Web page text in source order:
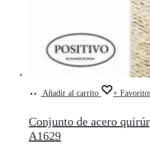
Añadir al carrito +
Conjunto de acero
A1629